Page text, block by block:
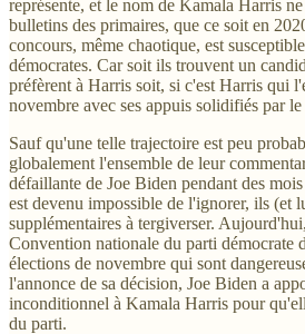
représente, et le nom de Kamala Harris
bulletins des primaires, que ce soit en
concours, même chaotique, est
démocrates. Car soit ils trouvent un
préfèrent à Harris soit, si c'est Harris qui
novembre avec ses appuis solidifiés par
Sauf qu'une telle trajectoire est peu
globalement l'ensemble de leur
défaillante de Joe Biden pendant des
est devenu impossible de l'ignorer, ils (et
supplémentaires à tergiverser.
Convention nationale du parti démocrate
élections de novembre qui sont
l'annonce de sa décision, Joe Biden a
inconditionnel à Kamala Harris pour
du parti.